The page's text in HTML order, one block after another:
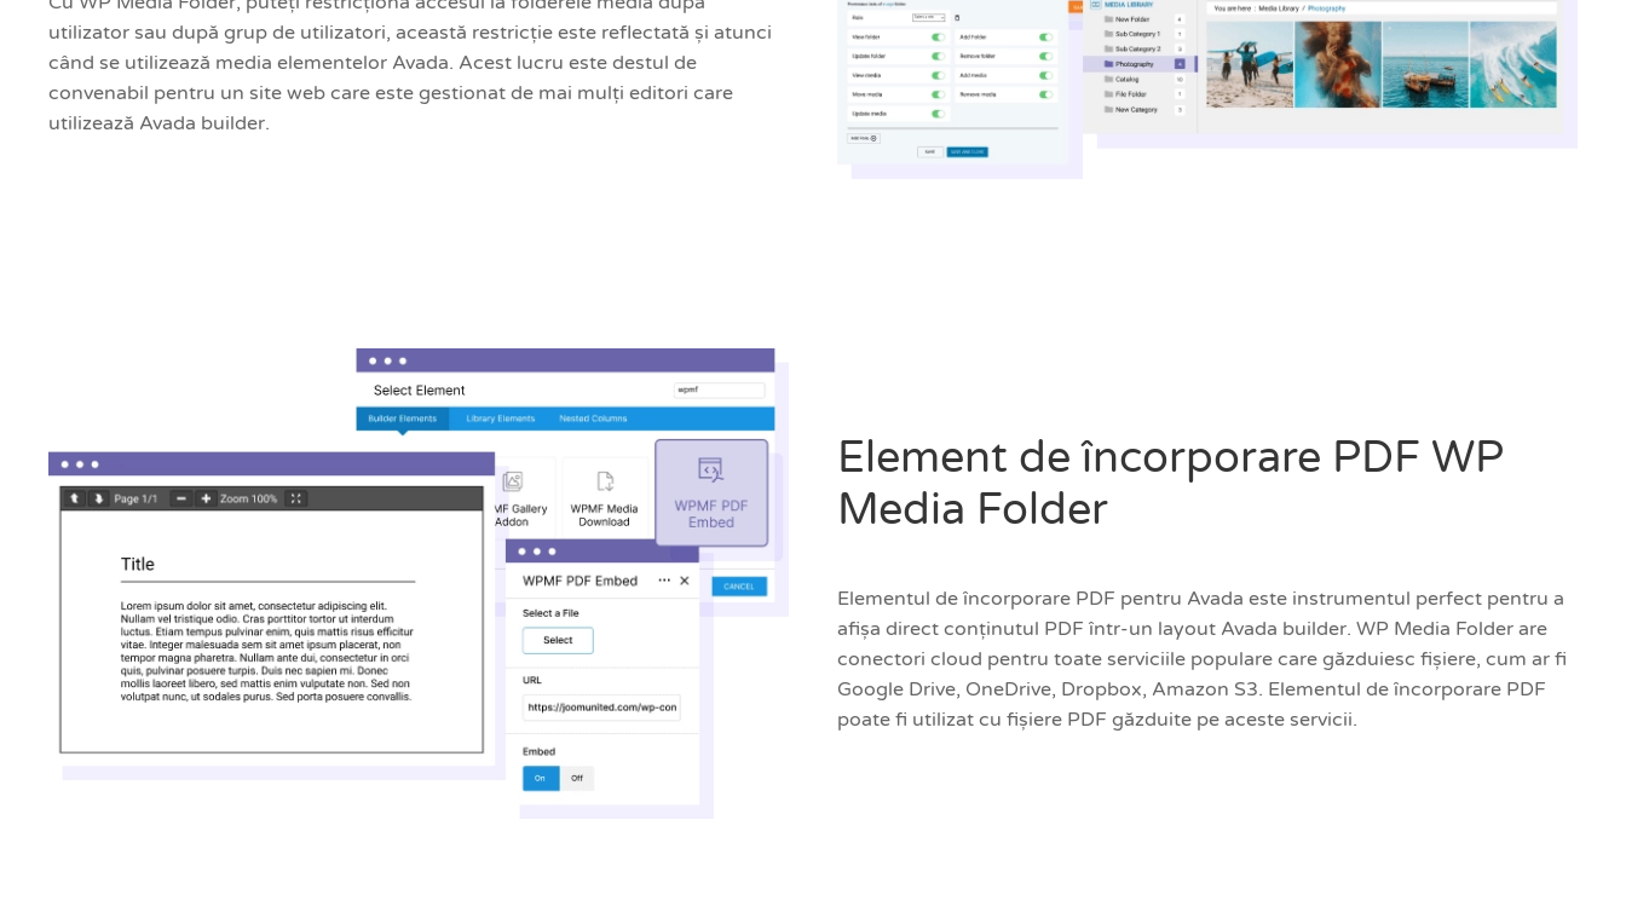
utilizator sau după grup de utilizatori, această restricție este reflectată și atunci
când se utilizează media elementelor Avada. Acest lucru este destul de
convenabil pentru un site web care este gestionat de mai mulți editori care
utilizează Avada builder.
Element de încorporare PDF WP
Media Folder
Elementul de încorporare PDF pentru Avada este instrumentul perfect pentru a
afișa direct conținutul PDF într-un layout Avada builder. WP Media Folder are
conectori cloud pentru toate serviciile populare care găzduiesc fișiere, cum ar fi
Google Drive, OneDrive, Dropbox, Amazon S3. Elementul de încorporare PDF
poate fi utilizat cu fișiere PDF găzduite pe aceste servicii.